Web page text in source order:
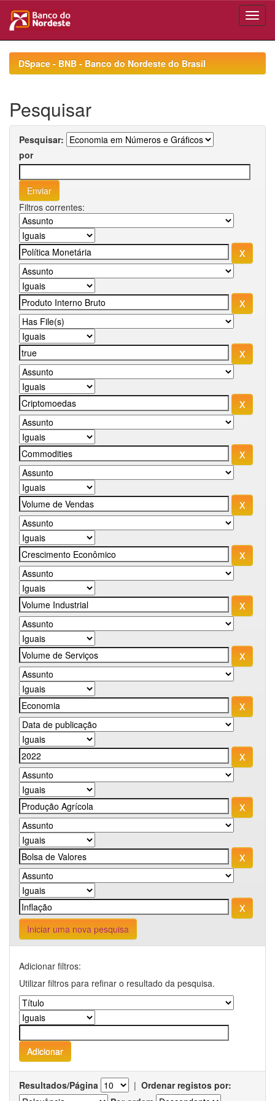
navigationDSpace - BNB - Banco do Nordeste do Brasil
Pesquisar
Pesquisar:
por
Filtros correntes:
Iniciar uma nova pesquisa
Adicionar filtros:
Utilizar filtros para refinar o resultado da pesquisa.
Resultados/Página | Ordenar registos por: